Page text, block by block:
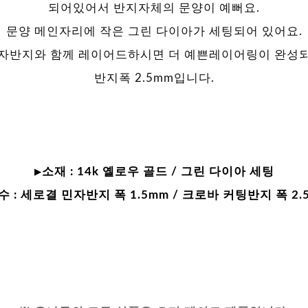
되어있어서 반지자체의 문양이 예뻐요.
문양 메인자리에 작은 그린 다이아가 세팅되어 있어요.
반지와 함께 레이어드하시면 더 예쁜레이어링이 완성
반지폭 2.5mm입니다.
▶소재 : 14k 옐로우 골드 / 그린 다이아 세팅
: 세로결 민자반지 폭 1.5mm / 크로바 커팅반지 폭